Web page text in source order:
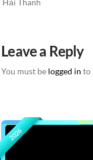
Hải Thanh
Leave a Reply
You must be logged in to
2026